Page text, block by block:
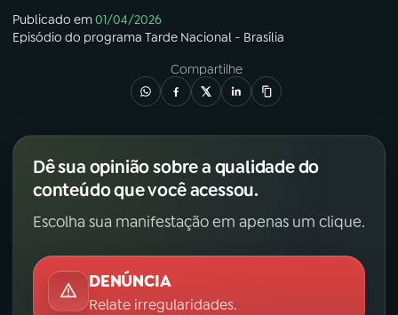
Publicado em01/04/2026
Episódio do programa Tarde Nacional - Brasília
Compartilhe
Dê sua opinião sobre a qualidade do
conteúdo que você acessou.
Escolha sua manifestação em apenas um clique.
DENÚNCIA
Relate irregularidades.